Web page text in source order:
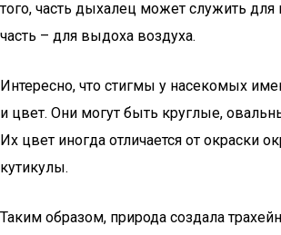
того, часть дыхалец может служить для
часть – для выдоха воздуха.
Интересно, что стигмы у насекомых
и цвет. Они могут быть круглые,
Их цвет иногда отличается от окраски
кутикулы.
Таким образом, природа создала